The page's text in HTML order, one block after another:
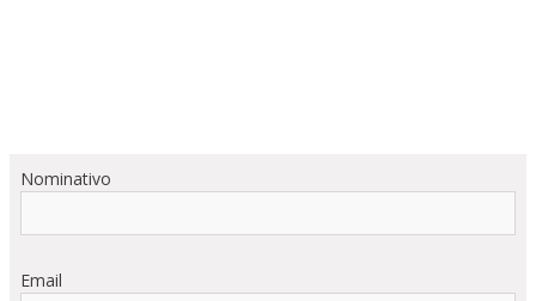
Nominativo
Email